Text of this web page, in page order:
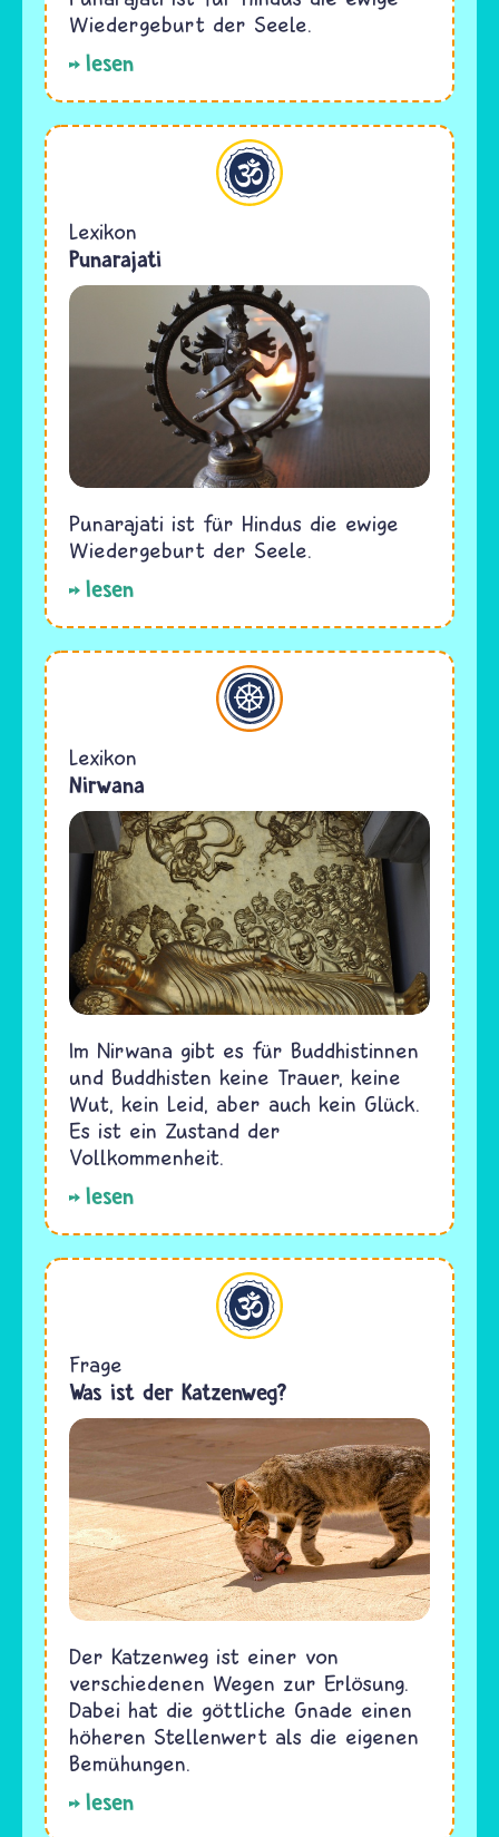
Wiedergeburt der Seele.
lesen
Hinduismus
Lexikon
Punarajati
Punarajati ist für Hindus die ewige
Wiedergeburt der Seele.
lesen
Buddhismus
Lexikon
Nirwana
Im Nirwana gibt es für Buddhistinnen
und Buddhisten keine Trauer, keine
Wut, kein Leid, aber auch kein Glück.
Es ist ein Zustand der
Vollkommenheit.
lesen
Hinduismus
Frage
Was ist der Katzenweg?
Der Katzenweg ist einer von
verschiedenen Wegen zur Erlösung.
Dabei hat die göttliche Gnade einen
höheren Stellenwert als die eigenen
Bemühungen.
lesen